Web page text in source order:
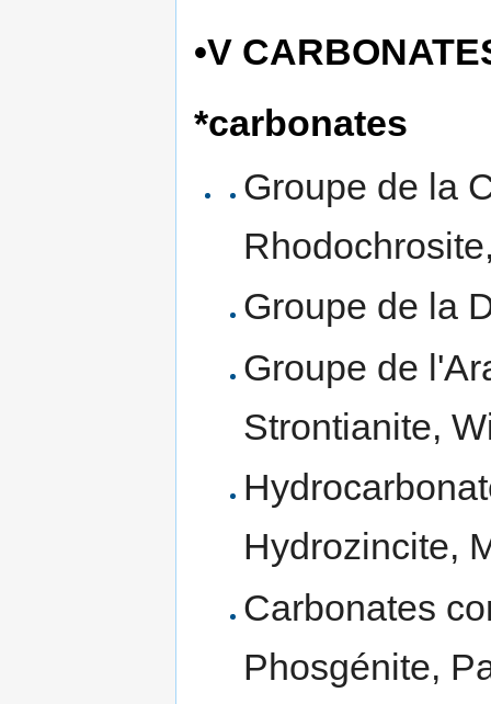
•V
*carbonates
Groupe de la
Groupe de la
Groupe de
Strontianite,
Hydrozincite,
Carbonates
Phosgénite,